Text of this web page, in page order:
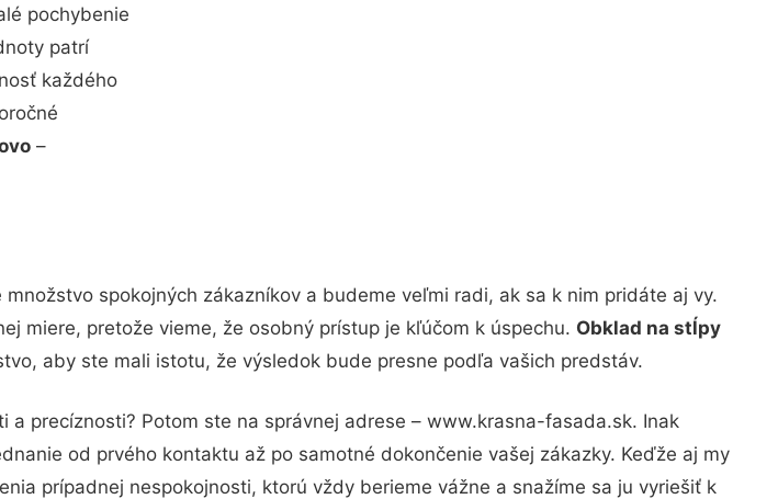
pochybenie
patrí
každého
–
spokojných zákazníkov a budeme veľmi radi, ak sa k nim pridáte aj vy.
miere, pretože vieme, že osobný prístup je kľúčom k úspechu. Obklad na stĺpy
aby ste mali istotu, že výsledok bude presne podľa vašich predstáv.
precíznosti? Potom ste na správnej adrese – www.krasna-fasada.sk. Inak
od prvého kontaktu až po samotné dokončenie vašej zákazky. Keďže aj my
prípadnej nespokojnosti, ktorú vždy berieme vážne a snažíme sa ju vyriešiť k